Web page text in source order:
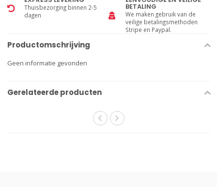
Thuisbezorging binnen 2-5
dagen
BETALING
We maken gebruik van de
veilige betalingsmethoden
Stripe en Paypal.
Productomschrijving
Geen informatie gevonden
Gerelateerde producten